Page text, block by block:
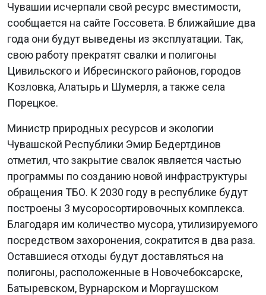
Чувашии исчерпали свой ресурс вместимости,
сообщается на сайте Госсовета. В ближайшие два
года они будут выведены из эксплуатации. Так,
свою работу прекратят свалки и полигоны
Цивильского и Ибресинского районов, городов
Козловка, Алатырь и Шумерля, а также села
Порецкое.
Министр природных ресурсов и экологии
Чувашской Республики Эмир Бедертдинов
отметил, что закрытие свалок является частью
программы по созданию новой инфраструктуры
обращения ТБО. К 2030 году в республике будут
построены 3 мусоросортировочных комплекса.
Благодаря им количество мусора, утилизируемого
посредством захоронения, сократится в два раза.
Оставшиеся отходы будут доставляться на
полигоны, расположенные в Новочебоксарске,
Батыревском, Вурнарском и Моргаушском